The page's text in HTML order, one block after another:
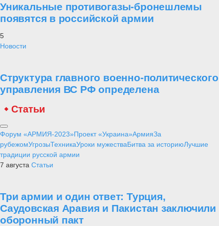
Уникальные противогазы-бронешлемы
появятся в российской армии
5
Новости
Структура главного военно-политического
управления ВС РФ определена
Статьи
Форум «АРМИЯ-2023»Проект «Украина»АрмияЗа
рубежомУгрозыТехникаУроки мужестваБитва за историюЛучшие
традиции русской армии
7 августа Статьи
Три армии и один ответ: Турция,
Саудовская Аравия и Пакистан заключили
оборонный пакт